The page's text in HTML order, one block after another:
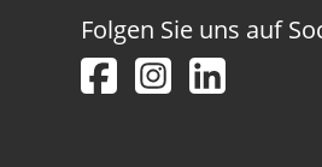
Folgen Sie uns auf